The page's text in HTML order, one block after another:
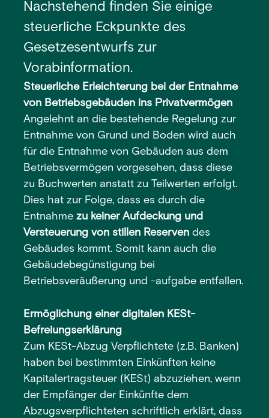
Nachstehend finden Sie einige
steuerliche Eckpunkte des
Gesetzesentwurfs zur
Vorabinformation.
Steuerliche Erleichterung bei der Entnahme
von Betriebsgebäuden ins Privatvermögen
Angelehnt an die bestehende Regelung zur
Entnahme von Grund und Boden wird auch
für die Entnahme von Gebäuden aus dem
Betriebsvermögen vorgesehen, dass diese
zu Buchwerten anstatt zu Teilwerten erfolgt.
Dies hat zur Folge, dass es durch die
Entnahmezu keiner Aufdeckung und
Versteuerung von stillen Reserven des
Gebäudes kommt. Somit kann auch die
Gebäudebegünstigung bei
Betriebsveräußerung und -aufgabe entfallen.
Ermöglichung einer digitalen KESt-
Befreiungserklärung
Zum KESt-Abzug Verpflichtete (z.B. Banken)
haben bei bestimmten Einkünften keine
Kapitalertragsteuer (KESt) abzuziehen, wenn
der Empfänger der Einkünfte dem
Abzugsverpflichteten schriftlich erklärt, dass